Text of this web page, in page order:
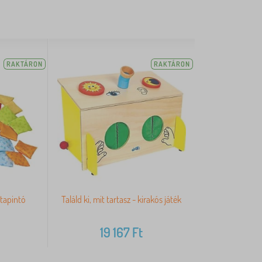
RAKTÁRON RAKTÁRON
Találd ki, mit tartasz - kirakós játék
19 167Ft